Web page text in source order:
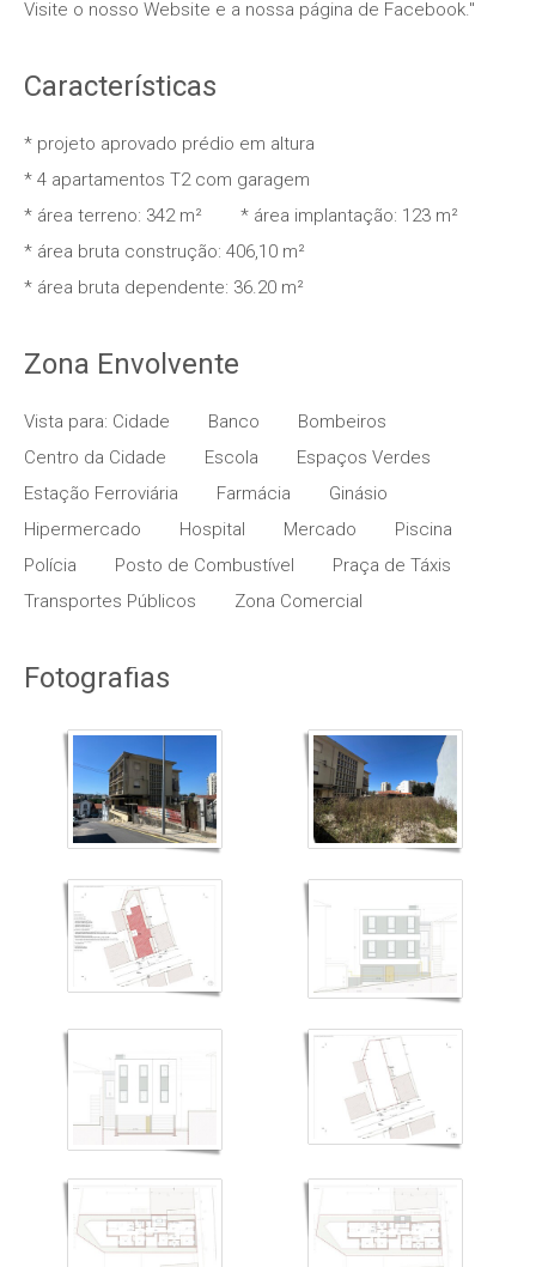
Visite o nosso Website e a nossa página de Facebook."
Características
* projeto aprovado prédio em altura
* 4 apartamentos T2 com garagem
* área terreno: 342 m²
* área implantação: 123 m²
* área bruta construção: 406,10 m²
* área bruta dependente: 36.20 m²
Zona Envolvente
Vista para: Cidade Banco
Bombeiros
Centro da Cidade
Escola
Espaços Verdes
Estação Ferroviária
Farmácia
Ginásio
Hipermercado
Hospital Mercado
Piscina
Polícia
Posto de Combustível
Praça de Táxis
Transportes Públicos
Zona Comercial
Fotografias